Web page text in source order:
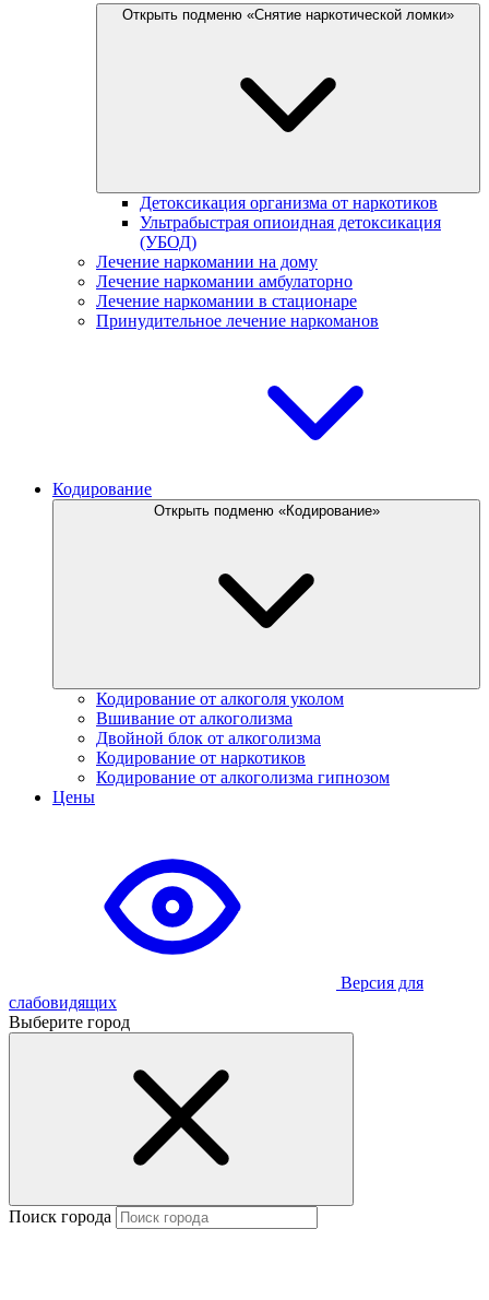
Открыть подменю «Снятие наркотической ломки»
Детоксикация организма от наркотиков
Ультрабыстрая опиоидная детоксикация
(УБОД)
Лечение наркомании на дому
Лечение наркомании амбулаторно
Лечение наркомании в стационаре
Принудительное лечение наркоманов
Кодирование
Открыть подменю «Кодирование»
Кодирование от алкоголя уколом
Вшивание от алкоголизма
Двойной блок от алкоголизма
Кодирование от наркотиков
Кодирование от алкоголизма гипнозом
Цены
Версия для
слабовидящих
Выберите город
Поиск города